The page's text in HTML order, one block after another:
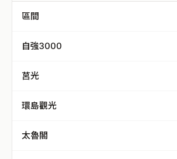
區間
自強3000
莒光
環島觀光
太魯閣